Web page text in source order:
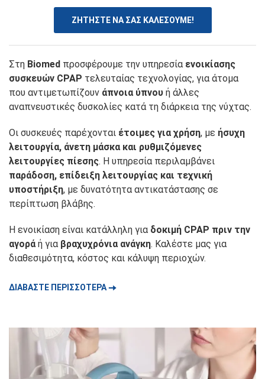
ΖΗΤΗΣΤΕ ΝΑ ΣΑΣ ΚΑΛΕΣΟΥΜΕ!
Στη Biomed προσφέρουμε την υπηρεσία ενοικίασης
συσκευών CPAP τελευταίας τεχνολογίας, για άτομα
που αντιμετωπίζουν άπνοια ύπνου ή άλλες
αναπνευστικές δυσκολίες κατά τη διάρκεια της νύχτας.
Οι συσκευές παρέχονται έτοιμες για χρήση, με ήσυχη
λειτουργία, άνετη μάσκα και ρυθμιζόμενες
λειτουργίες πίεσης. Η υπηρεσία περιλαμβάνει
παράδοση, επίδειξη λειτουργίας και τεχνική
υποστήριξη, με δυνατότητα αντικατάστασης σε
περίπτωση βλάβης.
Η ενοικίαση είναι κατάλληλη για δοκιμή CPAP πριν την
αγορά ή για βραχυχρόνια ανάγκη. Καλέστε μας για
διαθεσιμότητα, κόστος και κάλυψη περιοχών.
ΔΙΑΒΑΣΤΕ ΠΕΡΙΣΣΟΤΕΡΑ🠆